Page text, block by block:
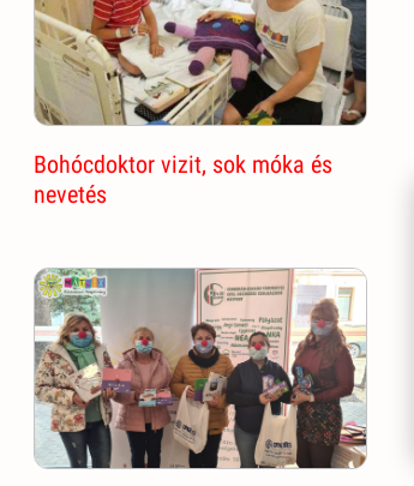
Bohócdoktor vizit, sok móka és
nevetés